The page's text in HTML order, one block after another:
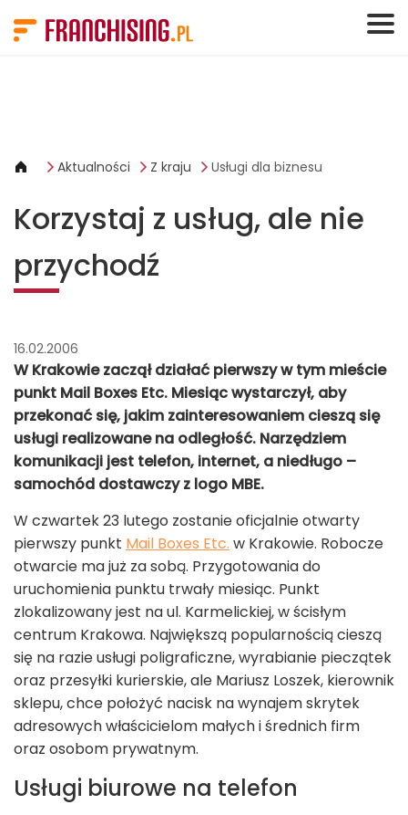
Aktualności Z kraju Usługi dla biznesu
Korzystaj z usług, ale nie
przychodź
16.02.2006
W Krakowie zaczął działać pierwszy w tym mieście
punkt Mail Boxes Etc. Miesiąc wystarczył, aby
przekonać się, jakim zainteresowaniem cieszą się
usługi realizowane na odległość. Narzędziem
komunikacji jest telefon, internet, a niedługo –
samochód dostawczy z logo MBE.
W czwartek 23 lutego zostanie oficjalnie otwarty
pierwszy punkt Mail Boxes Etc. w Krakowie. Robocze
otwarcie ma już za sobą. Przygotowania do
uruchomienia punktu trwały miesiąc. Punkt
zlokalizowany jest na ul. Karmelickiej, w ścisłym
centrum Krakowa. Największą popularnością cieszą
się na razie usługi poligraficzne, wyrabianie pieczątek
oraz przesyłki kurierskie, ale Mariusz Loszek, kierownik
sklepu, chce położyć nacisk na wynajem skrytek
adresowych właścicielom małych i średnich firm
oraz osobom prywatnym.
Usługi biurowe na telefon